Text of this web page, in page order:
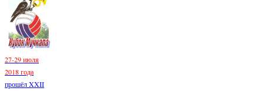
27-29 июля
2018 года
прошёл XXII